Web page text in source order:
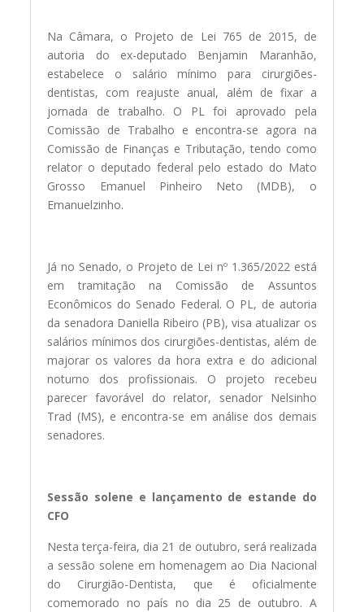
Na Câmara, o Projeto de Lei 765 de 2015, de
autoria do ex-deputado Benjamin Maranhão,
estabelece o salário mínimo para cirurgiões-
dentistas, com reajuste anual, além de fixar a
jornada de trabalho. O PL foi aprovado pela
Comissão de Trabalho e encontra-se agora na
Comissão de Finanças e Tributação, tendo como
relator o deputado federal pelo estado do Mato
Grosso Emanuel Pinheiro Neto (MDB), o
Emanuelzinho.
Já no Senado, o Projeto de Lei nº 1.365/2022 está
em tramitação na Comissão de Assuntos
Econômicos do Senado Federal. O PL, de autoria
da senadora Daniella Ribeiro (PB), visa atualizar os
salários mínimos dos cirurgiões-dentistas, além de
majorar os valores da hora extra e do adicional
noturno dos profissionais. O projeto recebeu
parecer favorável do relator, senador Nelsinho
Trad (MS), e encontra-se em análise dos demais
senadores.
Sessão solene e lançamento de estande do
CFO
Nesta terça-feira, dia 21 de outubro, será realizada
a sessão solene em homenagem ao Dia Nacional
do Cirurgião-Dentista, que é oficialmente
comemorado no país no dia 25 de outubro. A